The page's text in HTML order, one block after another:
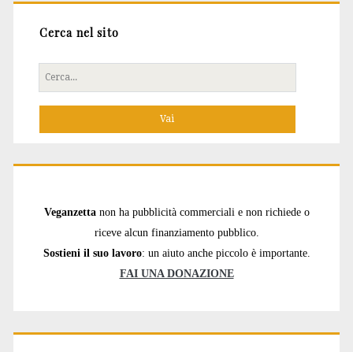
Cerca nel sito
Cerca
per:
Veganzetta non ha pubblicità commerciali e non richiede o
riceve alcun finanziamento pubblico.
Sostieni il suo lavoro: un aiuto anche piccolo è importante.
FAI UNA DONAZIONE